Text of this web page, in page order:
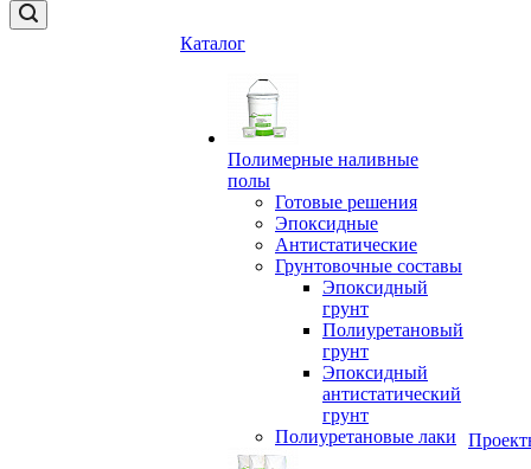
Каталог
Полимерные наливные
полы
Готовые решения
Эпоксидные
Антистатические
Грунтовочные составы
Эпоксидный
грунт
Полиуретановый
грунт
Эпоксидный
антистатический
грунт
Полиуретановые лаки